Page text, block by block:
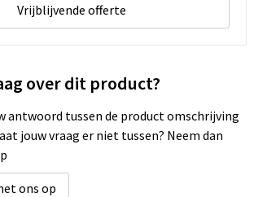
Vrijblijvende offerte
over dit product?
antwoord tussen de product omschrijving
jouw vraag er niet tussen? Neem dan
ons op